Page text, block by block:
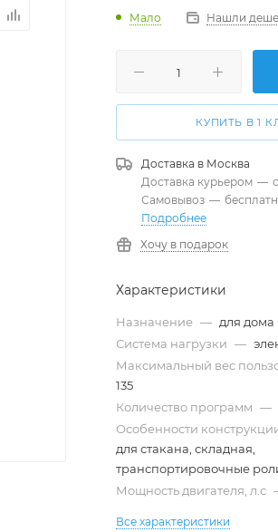
Мало Нашли
КУПИТЬ В 1
Доставка в Москва
Доставка курьером —
Самовывоз —
Подробнее
Хочу в подарок
Характеристики
Назначение — для дома
Система нагрузки —
Максимальный вес
135
Количество программ —
Особенности
для стакана, складная,
транспортировочные
Мощность двигателя, л.с
Все характеристики